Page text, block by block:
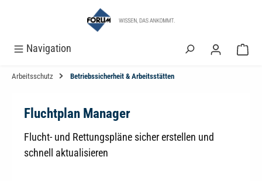
Navigation
Arbeitsschutz Betriebssicherheit & Arbeitsstätten
Fluchtplan Manager
Flucht- und Rettungspläne sicher erstellen und
schnell aktualisieren